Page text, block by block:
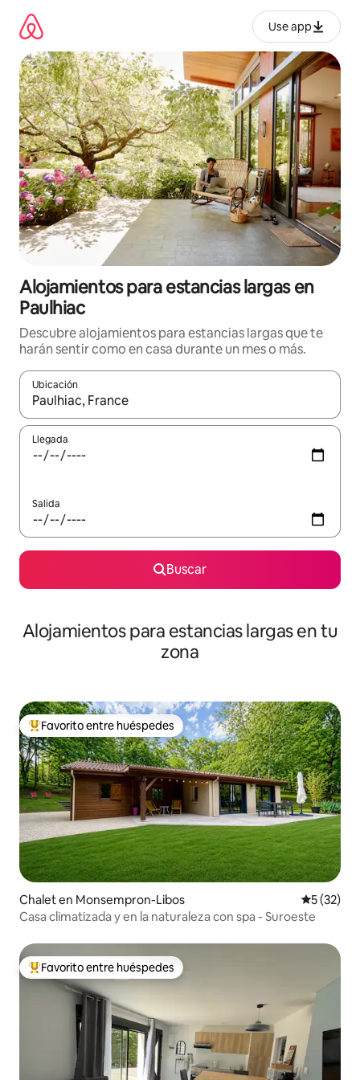
contenido
Use app
Alojamientos para estancias largas en
Paulhiac
Descubre alojamientos para estancias largas que te
harán sentir como en casa durante un mes o más.
Ubicación
Cuando los resultados estén disponibles, podrás navegar
Llegada
Salida
Buscar
Alojamientos para estancias largas en tu
zona
De los mejores en Favorito entre huéspedes
Favorito entre huéspedes
Chalet en Monsempron-Libos
5 (32)
Casa climatizada y en la naturaleza con spa - Suroeste
De los mejores en Favorito entre huéspedes
Favorito entre huéspedes